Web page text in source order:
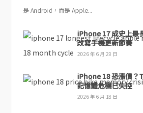
是 Android，而是 Apple...
iPhone 17 成史上最
改寫手機更新節奏
2026 年 6 月 29 日
iPhone 18 恐漲價？
記憶體危機已失控
2026 年 6 月 18 日